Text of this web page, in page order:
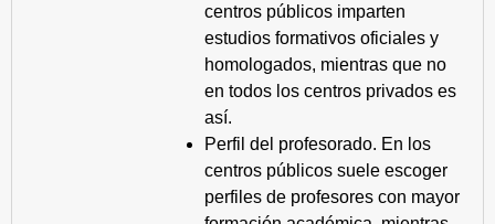
centros públicos imparten
estudios formativos oficiales y
homologados, mientras que no
en todos los centros privados es
así.
Perfil del profesorado. En los
centros públicos suele escoger
perfiles de profesores con mayor